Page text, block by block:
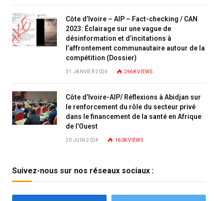
Côte d’Ivoire – AIP – Fact-checking / CAN
2023: Éclairage sur une vague de
désinformation et d’incitations à
l’affrontement communautaire autour de la
compétition (Dossier)
31 JANVIER 2024 266KVIEWS
Côte d’Ivoire-AIP/ Réflexions à Abidjan sur
le renforcement du rôle du secteur privé
dans le financement de la santé en Afrique
de l’Ouest
20 JUIN 2024 160KVIEWS
Suivez-nous sur nos réseaux sociaux :